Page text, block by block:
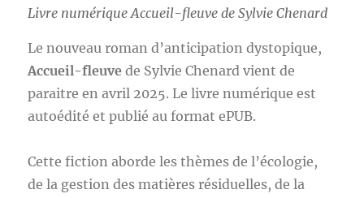
Livre numérique Accueil-fleuve de Sylvie Chenard
Le nouveau roman d’anticipation dystopique,
Accueil-fleuve de Sylvie Chenard vient de
paraitre en avril 2025. Le livre numérique est
autoédité et publié au format ePUB.
Cette fiction aborde les thèmes de l’écologie,
de la gestion des matières résiduelles, de la